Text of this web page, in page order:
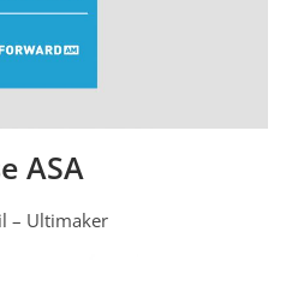
ASA
– Ultimaker